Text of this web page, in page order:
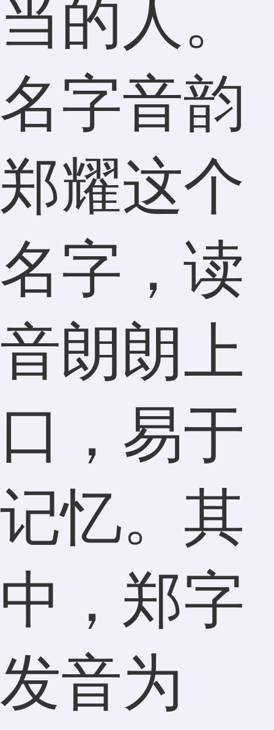
当的人。
名字音韵
郑耀这个
名字，读
音朗朗上
口，易于
记忆。其
中，郑字
发音为